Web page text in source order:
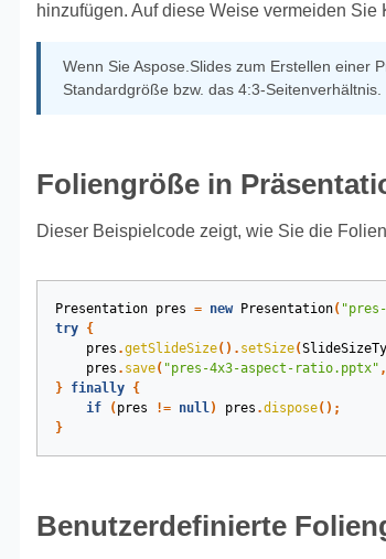
hinzufügen. Auf diese Weise vermeiden
Wenn Sie Aspose.Slides zum Erstellen einer
Standardgröße bzw. das 4:3‑Seitenverhältnis.
Foliengröße in
Dieser Beispielcode zeigt, wie Sie die
Presentation pres = new Presentation(
try
{
pres .getSlideSize(). setSize(
pres . save( "pres-4x3-aspect-ratio.pptx" ,
}
finally
{
if
( pres != null) pres .dispose();
}
Benutzerdefinierte